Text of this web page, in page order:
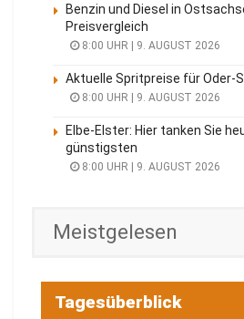
Benzin und Diesel in
Preisvergleich
8:00 UHR | 9. AUGUST 2026
Aktuelle Spritpreise für Oder-
8:00 UHR | 9. AUGUST 2026
Elbe-Elster: Hier tanken Sie
günstigsten
8:00 UHR | 9. AUGUST 2026
Meistgelesen
Tagesüberblick